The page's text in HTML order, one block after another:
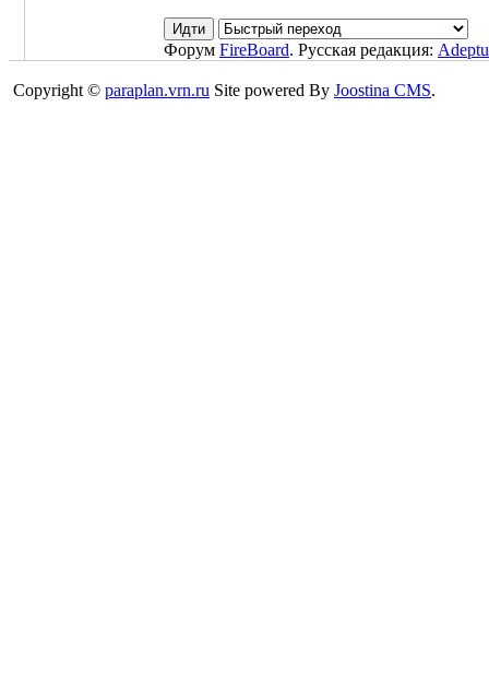
Форум FireBoard. Русская редакция:
Copyright © paraplan.vrn.ru Site powered By Joostina CMS.